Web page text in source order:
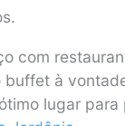
com
buffet à
lugar para